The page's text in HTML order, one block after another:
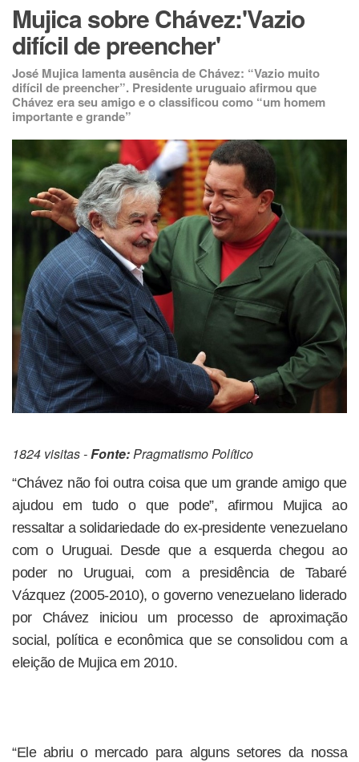
Mujica sobre Chávez:'Vazio
difícil de preencher'
José Mujica lamenta ausência de Chávez: “Vazio muito
difícil de preencher”. Presidente uruguaio afirmou que
Chávez era seu amigo e o classificou como “um homem
importante e grande”
1824 visitas -Fonte:Pragmatismo Político
“Chávez não foi outra coisa que um grande amigo que
ajudou em tudo o que pode”, afirmou Mujica ao
ressaltar a solidariedade do ex-presidente venezuelano
com o Uruguai. Desde que a esquerda chegou ao
poder no Uruguai, com a presidência de Tabaré
Vázquez (2005-2010), o governo venezuelano liderado
por Chávez iniciou um processo de aproximação
social, política e econômica que se consolidou com a
eleição de Mujica em 2010.
“Ele abriu o mercado para alguns setores da nossa